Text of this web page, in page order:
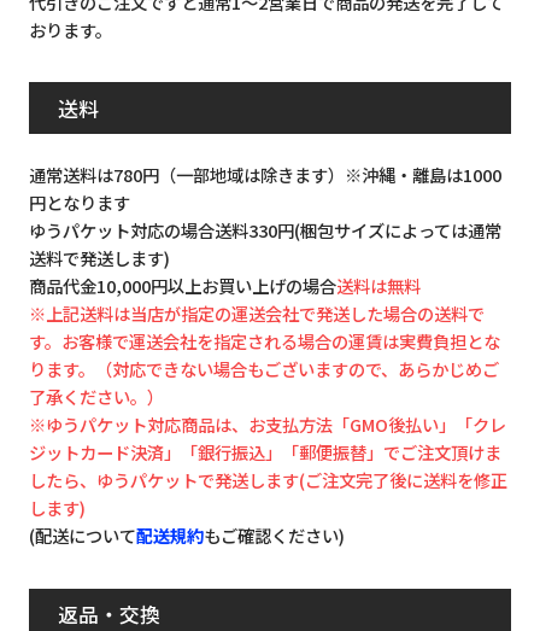
おります。
送料
通常送料は780円（一部地域は除きます）※沖縄・離島は1000
円となります
ゆうパケット対応の場合送料330円(梱包サイズによっては通常
送料で発送します)
商品代金10,000円以上お買い上げの場合送料は無料
※上記送料は当店が指定の運送会社で発送した場合の送料で
す。お客様で運送会社を指定される場合の運賃は実費負担とな
ります。（対応できない場合もございますので、あらかじめご
了承ください。）
※ゆうパケット対応商品は、お支払方法「GMO後払い」「クレ
ジットカード決済」「銀行振込」「郵便振替」でご注文頂けま
したら、ゆうパケットで発送します(ご注文完了後に送料を修正
します)
(配送について配送規約もご確認ください)
返品・交換